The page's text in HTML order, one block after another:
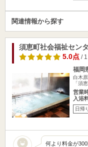
関連情報から探す
須恵町社会福祉セン
5.0点/ 1
福岡
白木
「須
営業
入浴
日帰
何より料金が